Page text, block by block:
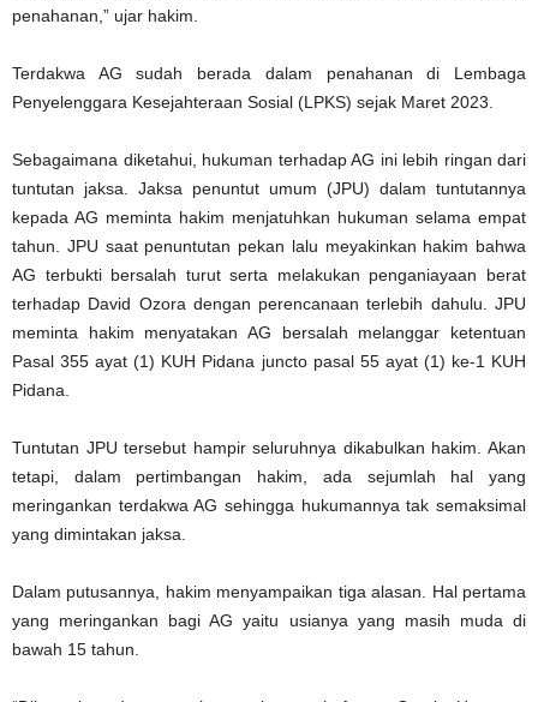
penahanan,” ujar hakim.
Terdakwa AG sudah berada dalam penahanan di Lembaga
Penyelenggara Kesejahteraan Sosial (LPKS) sejak Maret 2023.
Sebagaimana diketahui, hukuman terhadap AG ini lebih ringan dari
tuntutan jaksa. Jaksa penuntut umum (JPU) dalam tuntutannya
kepada AG meminta hakim menjatuhkan hukuman selama empat
tahun. JPU saat penuntutan pekan lalu meyakinkan hakim bahwa
AG terbukti bersalah turut serta melakukan penganiayaan berat
terhadap David Ozora dengan perencanaan terlebih dahulu. JPU
meminta hakim menyatakan AG bersalah melanggar ketentuan
Pasal 355 ayat (1) KUH Pidana juncto pasal 55 ayat (1) ke-1 KUH
Pidana.
Tuntutan JPU tersebut hampir seluruhnya dikabulkan hakim. Akan
tetapi, dalam pertimbangan hakim, ada sejumlah hal yang
meringankan terdakwa AG sehingga hukumannya tak semaksimal
yang dimintakan jaksa.
Dalam putusannya, hakim menyampaikan tiga alasan. Hal pertama
yang meringankan bagi AG yaitu usianya yang masih muda di
bawah 15 tahun.